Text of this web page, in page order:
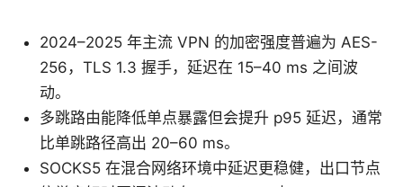
2024–2025 年主流 VPN 的加密强度普遍为 AES-
256，TLS 1.3 握手，延迟在 15–40 ms 之间波
动。
多跳路由能降低单点暴露但会提升 p95 延迟，通常
比单跳路径高出 20–60 ms。
SOCKS5 在混合网络环境中延迟更稳健，出口节点